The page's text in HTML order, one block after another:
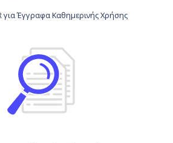
για Έγγραφα Καθημερινής Χρήσης